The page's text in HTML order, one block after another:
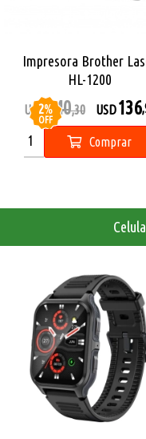
Impresora Brother
HL-1200
2%
OFF
USD140,30 USD136
Comprar